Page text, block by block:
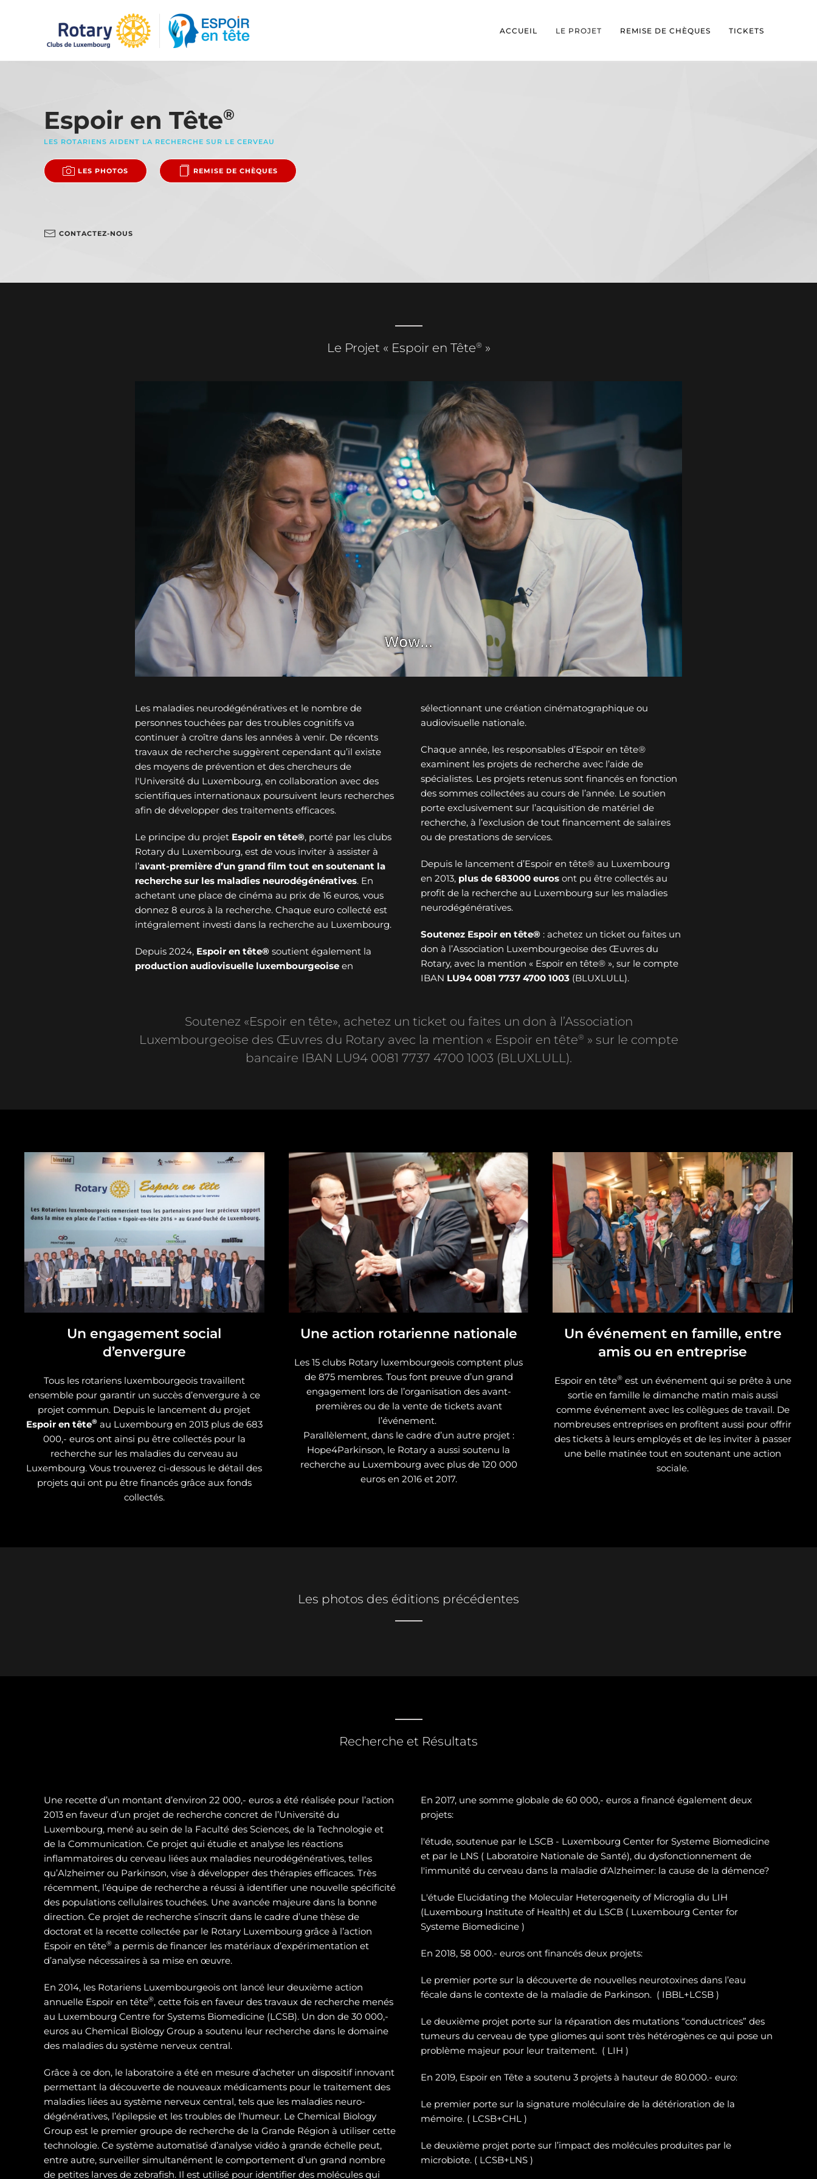
Accéder au contenu principal ACCUEIL LE PROJET REMISE DE CHÈQUES TICKETS
Espoir en Tête®
LES ROTARIENS AIDENT LA RECHERCHE SUR LE CERVEAU
LES PHOTOS REMISE DE CHÈQUES
CONTACTEZ-NOUS
Le Projet « Espoir en Tête® »
Les maladies neurodégénératives et le nombre de
personnes touchées par des troubles cognitifs va
continuer à croître dans les années à venir. De récents
travaux de recherche suggèrent cependant qu’il existe
des moyens de prévention et des chercheurs de
l'Université du Luxembourg, en collaboration avec des
scientifiques internationaux poursuivent leurs recherches
afin de développer des traitements efficaces.
Le principe du projet Espoir en tête®, porté par les clubs
Rotary du Luxembourg, est de vous inviter à assister à
l’avant-première d’un grand film tout en soutenant la
recherche sur les maladies neurodégénératives. En
achetant une place de cinéma au prix de 16 euros, vous
donnez 8 euros à la recherche. Chaque euro collecté est
intégralement investi dans la recherche au Luxembourg.
Depuis 2024, Espoir en tête® soutient également la
production audiovisuelle luxembourgeoise en
sélectionnant une création cinématographique ou
audiovisuelle nationale.
Chaque année, les responsables d’Espoir en tête®
examinent les projets de recherche avec l’aide de
spécialistes. Les projets retenus sont financés en fonction
des sommes collectées au cours de l’année. Le soutien
porte exclusivement sur l’acquisition de matériel de
recherche, à l’exclusion de tout financement de salaires
ou de prestations de services.
Depuis le lancement d’Espoir en tête® au Luxembourg
en 2013, plus de 683000 euros ont pu être collectés au
profit de la recherche au Luxembourg sur les maladies
neurodégénératives.
Soutenez Espoir en tête® : achetez un ticket ou faites un
don à l’Association Luxembourgeoise des Œuvres du
Rotary, avec la mention « Espoir en tête® », sur le compte
IBAN LU94 0081 7737 4700 1003 (BLUXLULL).
Soutenez «Espoir en tête», achetez un ticket ou faites un don à l’Association
Luxembourgeoise des Œuvres du Rotary avec la mention « Espoir en tête® » sur le compte
bancaire IBAN LU94 0081 7737 4700 1003 (BLUXLULL).
Un engagement social
d’envergure
Tous les rotariens luxembourgeois travaillent
ensemble pour garantir un succès d’envergure à ce
projet commun. Depuis le lancement du projet
Espoir en tête®au Luxembourg en 2013 plus de 683
000,- euros ont ainsi pu être collectés pour la
recherche sur les maladies du cerveau au
Luxembourg. Vous trouverez ci-dessous le détail des
projets qui ont pu être financés grâce aux fonds
collectés.
Une action rotarienne nationale
Les 15 clubs Rotary luxembourgeois comptent plus
de 875 membres. Tous font preuve d’un grand
engagement lors de l’organisation des avant-
premières ou de la vente de tickets avant
l’événement.
Parallèlement, dans le cadre d’un autre projet :
Hope4Parkinson, le Rotary a aussi soutenu la
recherche au Luxembourg avec plus de 120 000
euros en 2016 et 2017.
Un événement en famille, entre
amis ou en entreprise
Espoir en tête®est un événement qui se prête à une
sortie en famille le dimanche matin mais aussi
comme événement avec les collègues de travail. De
nombreuses entreprises en profitent aussi pour offrir
des tickets à leurs employés et de les inviter à passer
une belle matinée tout en soutenant une action
sociale.
Les photos des éditions précédentes
Recherche et Résultats
Une recette d’un montant d’environ 22 000,- euros a été réalisée pour l’action
2013 en faveur d’un projet de recherche concret de l’Université du
Luxembourg, mené au sein de la Faculté des Sciences, de la Technologie et
de la Communication. Ce projet qui étudie et analyse les réactions
inflammatoires du cerveau liées aux maladies neurodégénératives, telles
qu’Alzheimer ou Parkinson, vise à développer des thérapies efficaces. Très
récemment, l’équipe de recherche a réussi à identifier une nouvelle spécificité
des populations cellulaires touchées. Une avancée majeure dans la bonne
direction. Ce projet de recherche s’inscrit dans le cadre d’une thèse de
doctorat et la recette collectée par le Rotary Luxembourg grâce à l’action
Espoir en tête® a permis de financer les matériaux d’expérimentation et
d’analyse nécessaires à sa mise en œuvre.
En 2014, les Rotariens Luxembourgeois ont lancé leur deuxième action
annuelle Espoir en tête®, cette fois en faveur des travaux de recherche menés
au Luxembourg Centre for Systems Biomedicine (LCSB). Un don de 30 000,-
euros au Chemical Biology Group a soutenu leur recherche dans le domaine
des maladies du système nerveux central.
Grâce à ce don, le laboratoire a été en mesure d’acheter un dispositif innovant
permettant la découverte de nouveaux médicaments pour le traitement des
maladies liées au système nerveux central, tels que les maladies neuro-
dégénératives, l’épilepsie et les troubles de l’humeur. Le Chemical Biology
Group est le premier groupe de recherche de la Grande Région à utiliser cette
technologie. Ce système automatisé d’analyse vidéo à grande échelle peut,
entre autre, surveiller simultanément le comportement d’un grand nombre
de petites larves de zebrafish. Il est utilisé pour identifier des molécules qui
En 2017, une somme globale de 60 000,- euros a financé également deux
projets:
l'étude, soutenue par le LSCB - Luxembourg Center for Systeme Biomedicine
et par le LNS ( Laboratoire Nationale de Santé), du dysfonctionnement de
l'immunité du cerveau dans la maladie d'Alzheimer: la cause de la démence?
L'étude Elucidating the Molecular Heterogeneity of Microglia du LIH
(Luxembourg Institute of Health) et du LSCB ( Luxembourg Center for
Systeme Biomedicine )
En 2018, 58 000.- euros ont financés deux projets:
Le premier porte sur la découverte de nouvelles neurotoxines dans l’eau
fécale dans le contexte de la maladie de Parkinson. ( IBBL+LCSB )
Le deuxième projet porte sur la réparation des mutations “conductrices” des
tumeurs du cerveau de type gliomes qui sont très hétérogènes ce qui pose un
problème majeur pour leur traitement. ( LIH )
En 2019, Espoir en Tête a soutenu 3 projets à hauteur de 80.000.- euro:
Le premier porte sur la signature moléculaire de la détérioration de la
mémoire. ( LCSB+CHL )
Le deuxième projet porte sur l’impact des molécules produites par le
microbiote. ( LCSB+LNS )